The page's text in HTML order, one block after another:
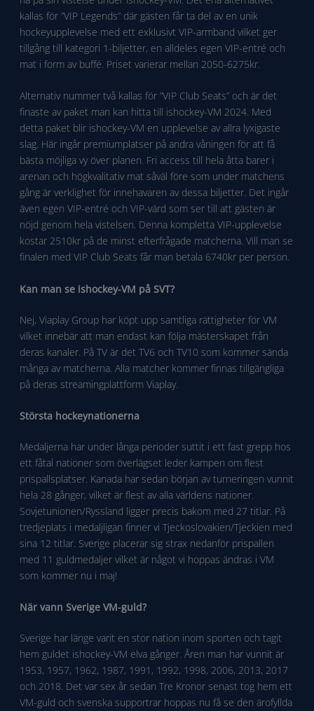
kallas för ”VIP Legends” där gästen får ta del av en unik
hockeyupplevelse med ett exklusivt VIP-armband vilket ger
tillgång till kategori 1-biljetter, en alldeles egen VIP-entré och
mat i form av buffé. Priset varierar mellan 2050-6275kr.
Alternativ nummer två kallas för ”VIP Club Seats” och är det
finaste av paket man kan hitta till ishockey-VM 2024. Med
detta paket blir ishockey-VM en upplevelse av allra lyxigaste
slag. Här ingår premiumplatser på andra våningen för att få
bästa möjliga vy över planen. Fri access till hela åtta barer i
arenan och högkvalitativ mat såväl före som under matchens
gång är verklighet för innehavaren av dessa biljetter. Det ingår
även egen VIP-entré och VIP-värd som ser till att gästen är
nöjd genom hela vistelsen. Denna kompletta VIP-upplevelse
kostar 2510kr på de minst efterfrågade matcherna. Vill man se
finalen med VIP Club Seats får man betala 6740kr per person.
Kan man se ishockey-VM på SVT?
Nej, Viaplay Group har köpt upp samtliga rättigheter för VM
vilket innebär att man endast kan följa mästerskapet från
deras kanaler. På TV är det TV6 och TV10 som kommer sända
många av matcherna. Alla matcher kommer finnas tillgängliga
på deras streamingplattform Viaplay.
Största hockeynationerna
Medaljerna har under långa perioder suttit i ett fast grepp hos
ett fåtal nationer som överlägset leder kampen om flest
prispallsplatser. Kanada har sedan början av turneringen vunnit
hela 28 gånger, vilket är flest av alla världens nationer.
Sovjetunionen/Ryssland ligger precis bakom med 27 titlar. På
tredjeplats i medaljligan finner vi Tjeckoslovakien/Tjeckien med
sina 12 titlar. Sverige placerar sig strax nedanför prispallen
med 11 guldmedaljer vilket är något vi hoppas ändras i VM
som kommer nu i maj!
När vann Sverige VM-guld?
Sverige har länge varit en stor nation inom sporten och tagit
hem guldet ishockey-VM elva gånger. Åren man har vunnit är
1953, 1957, 1962, 1987, 1991, 1992, 1998, 2006, 2013, 2017
och 2018. Det var sex år sedan Tre Kronor senast tog hem ett
VM-guld och svenska supportrar hoppas nu få se den ärofyllda